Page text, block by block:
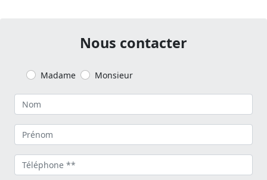
Nous contacter
Madame Monsieur